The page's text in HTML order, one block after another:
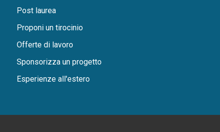
Post laurea
Proponi un tirocinio
Offerte di lavoro
Sponsorizza un progetto
Esperienze all'estero